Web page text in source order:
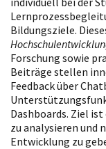
Bildungsziele.
Forschung sowie
Beiträge stellen
Feedback über
Dashboards. Ziel
zu analysieren und
Entwicklung zu